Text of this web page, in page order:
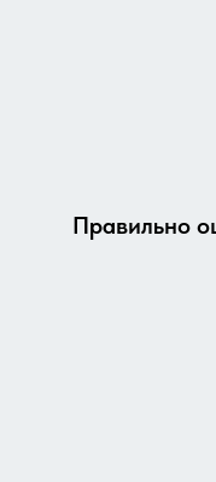
Правильно